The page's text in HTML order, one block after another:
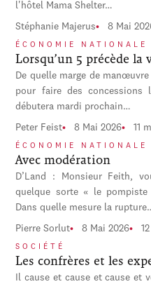
l'hôtel Mama Shelter…
Stéphanie Majerus 8 Mai
ÉCONOMIE NATIONALE
Lorsqu’un 5 précède la
De quelle marge de
pour faire des
débutera mardi prochain…
Peter Feist 8 Mai 2026 11
ÉCONOMIE NATIONALE
Avec modération
D’Land : Monsieur Feith,
quelque sorte « le pompiste
Dans quelle mesure la
Pierre Sorlut 8 Mai 2026
SOCIÉTÉ
Les confrères et les
Il cause et cause et cause et